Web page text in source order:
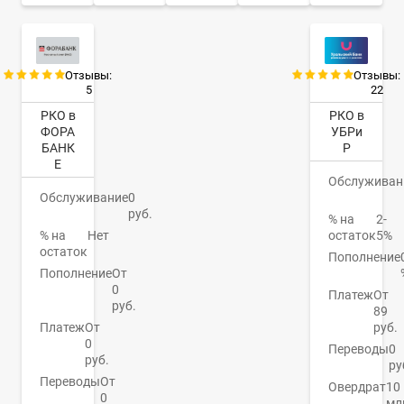
Отзывы:
5
РКО в
ФОРА
БАНК
Е
Обслуживание0
руб.
% на
остаток
Нет
ПополнениеОт
0
руб.
ПлатежОт
0
руб.
ПереводыОт
0
Отзывы:
22
РКО в
УБРи
Р
% на
остаток
2-
5%
Пополнение
ПлатежОт
89
руб.
Переводы0
Овердрат10